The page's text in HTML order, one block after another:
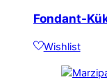
Fondant-
Wishlist